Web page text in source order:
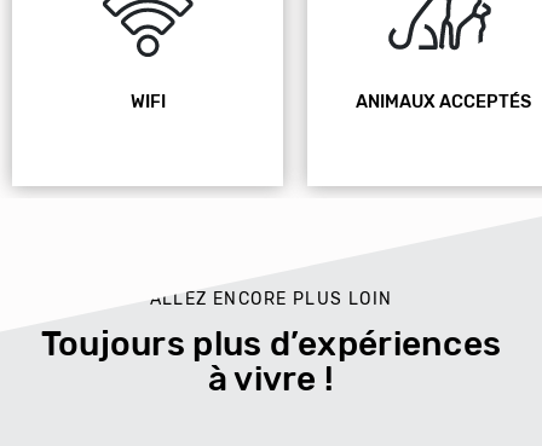
WIFI ANIMAUX ACCEPTÉS
ALLEZ ENCORE PLUS LOIN
Toujours plus d’expériences
à vivre !